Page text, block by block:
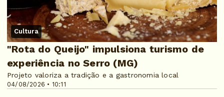
Cultura
04/08/2026 • 10:11
"Rota do Queijo" impulsiona turismo de
experiência no Serro (MG)
Projeto valoriza a tradição e a gastronomia local